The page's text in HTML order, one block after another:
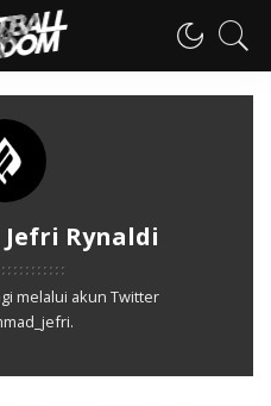
Rynaldi
melalui akun Twitter